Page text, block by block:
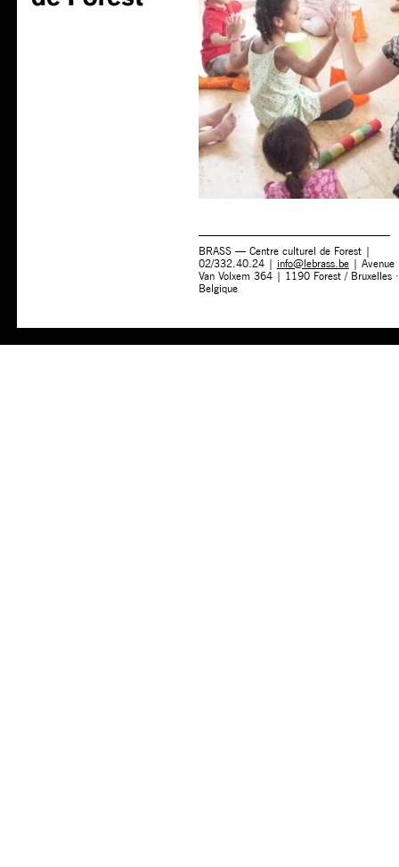
BRASS — Centre culturel de Forest |
02/332.40.24 | info@lebrass.be| Avenue
Van Volxem 364 | 1190 Forest / Bruxelles ·
Belgique